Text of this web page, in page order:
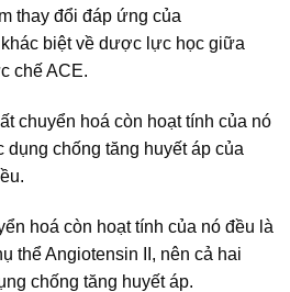
thay đổi đáp ứng của
biệt về dược lực học giữa
chế ACE.
chuyển hoá còn hoạt tính của nó
chống tăng huyết áp của
hoá còn hoạt tính của nó đều là
thể Angiotensin II, nên cả hai
chống tăng huyết áp.